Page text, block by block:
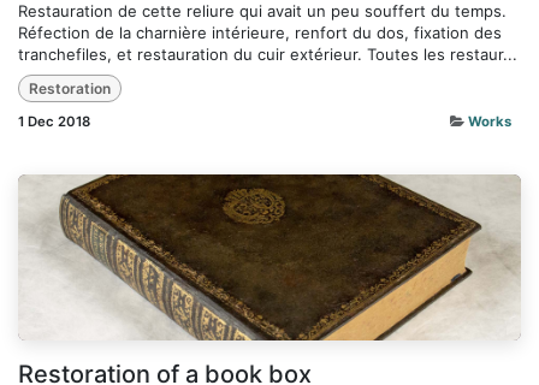
Restauration de cette reliure qui avait un peu souffert du temps.
Réfection de la charnière intérieure, renfort du dos, fixation des
tranchefiles, et restauration du cuir extérieur. Toutes les restaur...
Restoration
1 Dec 2018 Works
Restoration of a book box